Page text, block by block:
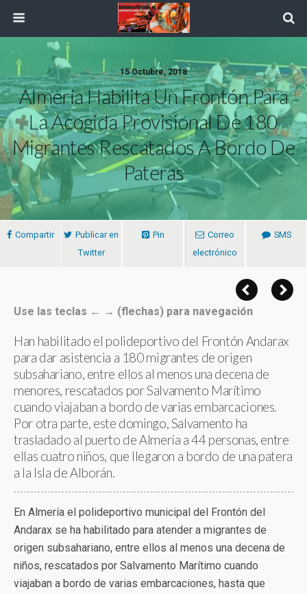
15 Octubre, 2018
Almería Habilita Un Frontón Para
La Acogida Provisional De 180
Migrantes Rescatados A Bordo De
Pateras
Compartir
Publicar en
Twitter
Pin
Correo
electrónico
SMS
Use las teclas ← → (flechas) para navegación
Han habilitado el polideportivo del Frontón Andarax
para dar asistencia a 180 migrantes de origen
subsahariano, entre ellos al menos una decena de
menores, rescatados por Salvamento Marítimo
cuando viajaban a bordo de varias embarcaciones.
Por otra parte, este domingo, Salvamento ha
trasladado al puerto de Almería a 44 personas, entre
ellas cuatro niños, que llegaron a bordo de una patera
a la Isla de Alborán.
En Almería el polideportivo municipal del Frontón del
Andarax se ha habilitado para atender a migrantes de
origen subsahariano, entre ellos al menos una decena de
niños, rescatados por Salvamento Marítimo cuando
viajaban a bordo de varias embarcaciones, hasta que